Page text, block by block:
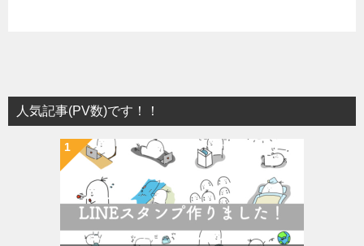
人気記事(PV数)です！！